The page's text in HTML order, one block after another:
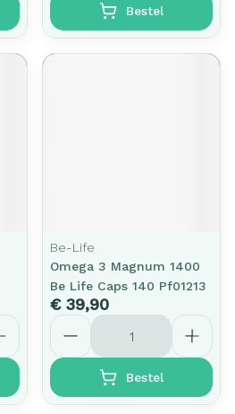
Bestel
Be-Life
Omega 3 Magnum 1400
Be Life Caps 140 Pf01213
€ 39,90
Aantal
Bestel